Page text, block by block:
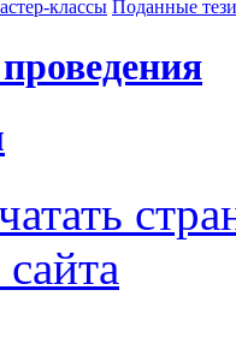
классы Поданные